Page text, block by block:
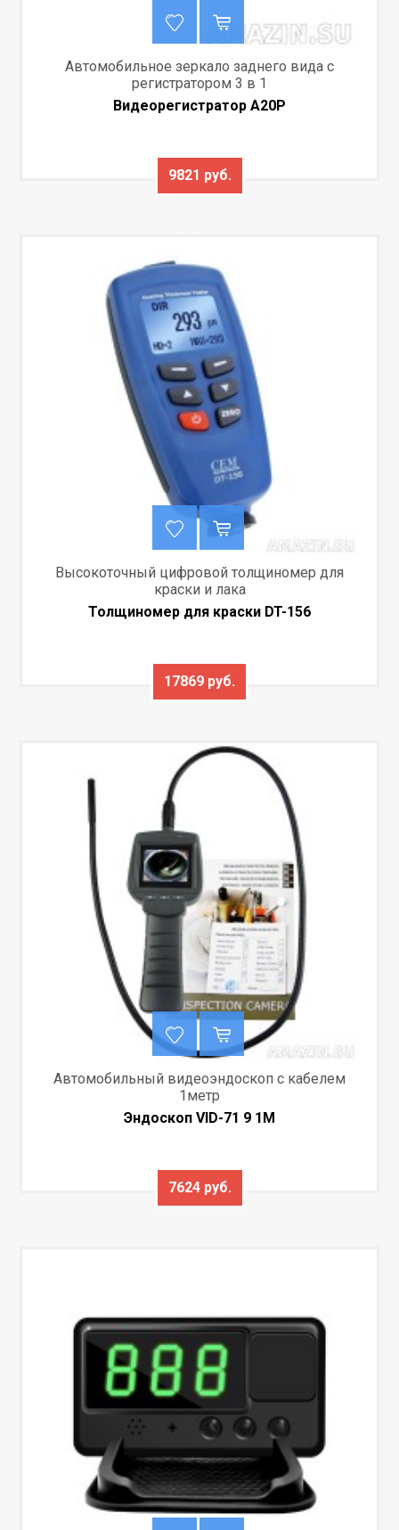
Автомобильное зеркало заднего вида с
регистратором 3 в 1
Видеорегистратор A20P
9821 руб.
Высокоточный цифровой толщиномер для
краски и лака
Толщиномер для краски DT-156
17869 руб.
Автомобильный видеоэндоскоп с кабелем
1метр
Эндоскоп VID-71 9 1M
7624 руб.